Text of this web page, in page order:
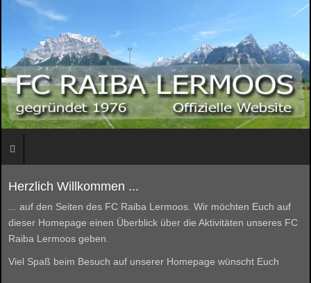
Herzlich Willkommen ...
... auf den Seiten des FC Raiba Lermoos. Wir möchten Euch auf
dieser Homepage einen Überblick über die Aktivitäten unseres FC
Raiba Lermoos geben.
Viel Spaß beim Besuch auf unserer Homepage wünscht Euch